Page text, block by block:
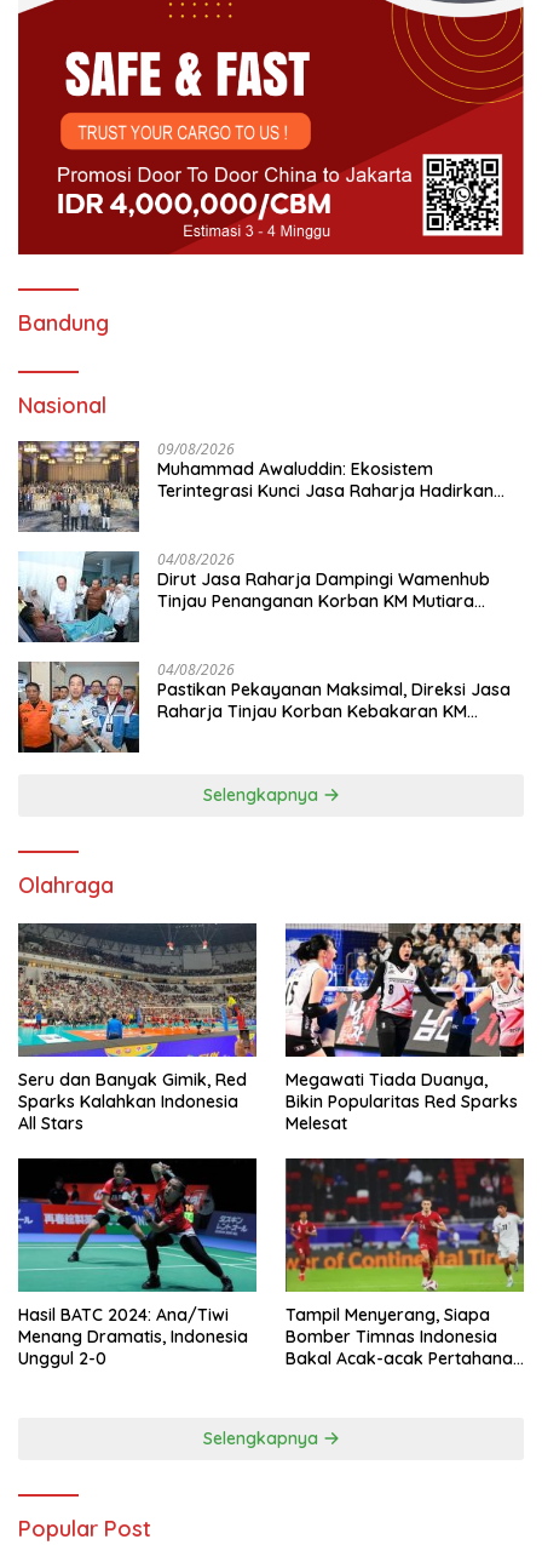
Bandung
Nasional
09/08/2026
Muhammad Awaluddin: Ekosistem
Terintegrasi Kunci Jasa Raharja Hadirkan
04/08/2026
Dirut Jasa Raharja Dampingi Wamenhub
Tinjau Penanganan Korban KM Mutiara
04/08/2026
Pastikan Pekayanan Maksimal, Direksi Jasa
Raharja Tinjau Korban Kebakaran KM
Selengkapnya
Olahraga
Seru dan Banyak Gimik, Red
Sparks Kalahkan Indonesia
All Stars
Megawati Tiada Duanya,
Bikin Popularitas Red Sparks
Melesat
Hasil BATC 2024: Ana/Tiwi
Menang Dramatis, Indonesia
Unggul 2-0
Tampil Menyerang, Siapa
Bomber Timnas Indonesia
Bakal Acak-acak Pertahanan
Selengkapnya
Popular Post